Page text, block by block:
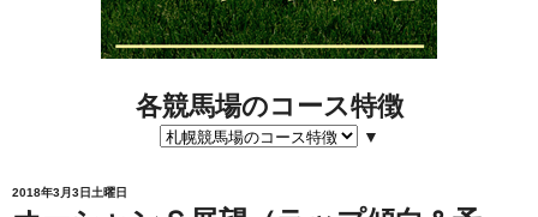
各競馬場のコース特徴
▼
2018年3月3日土曜日